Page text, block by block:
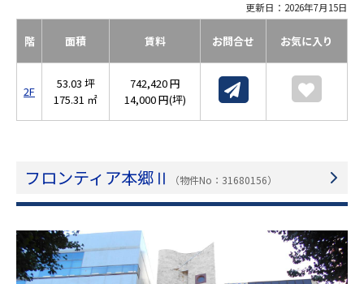
更新日：2026年7月15日
階 面積 賃料 お問合せ お気に入り
2F
53.03 坪
175.31 ㎡
742,420 円
14,000 円(坪)
フロンティア本郷Ⅱ （物件No：31680156）